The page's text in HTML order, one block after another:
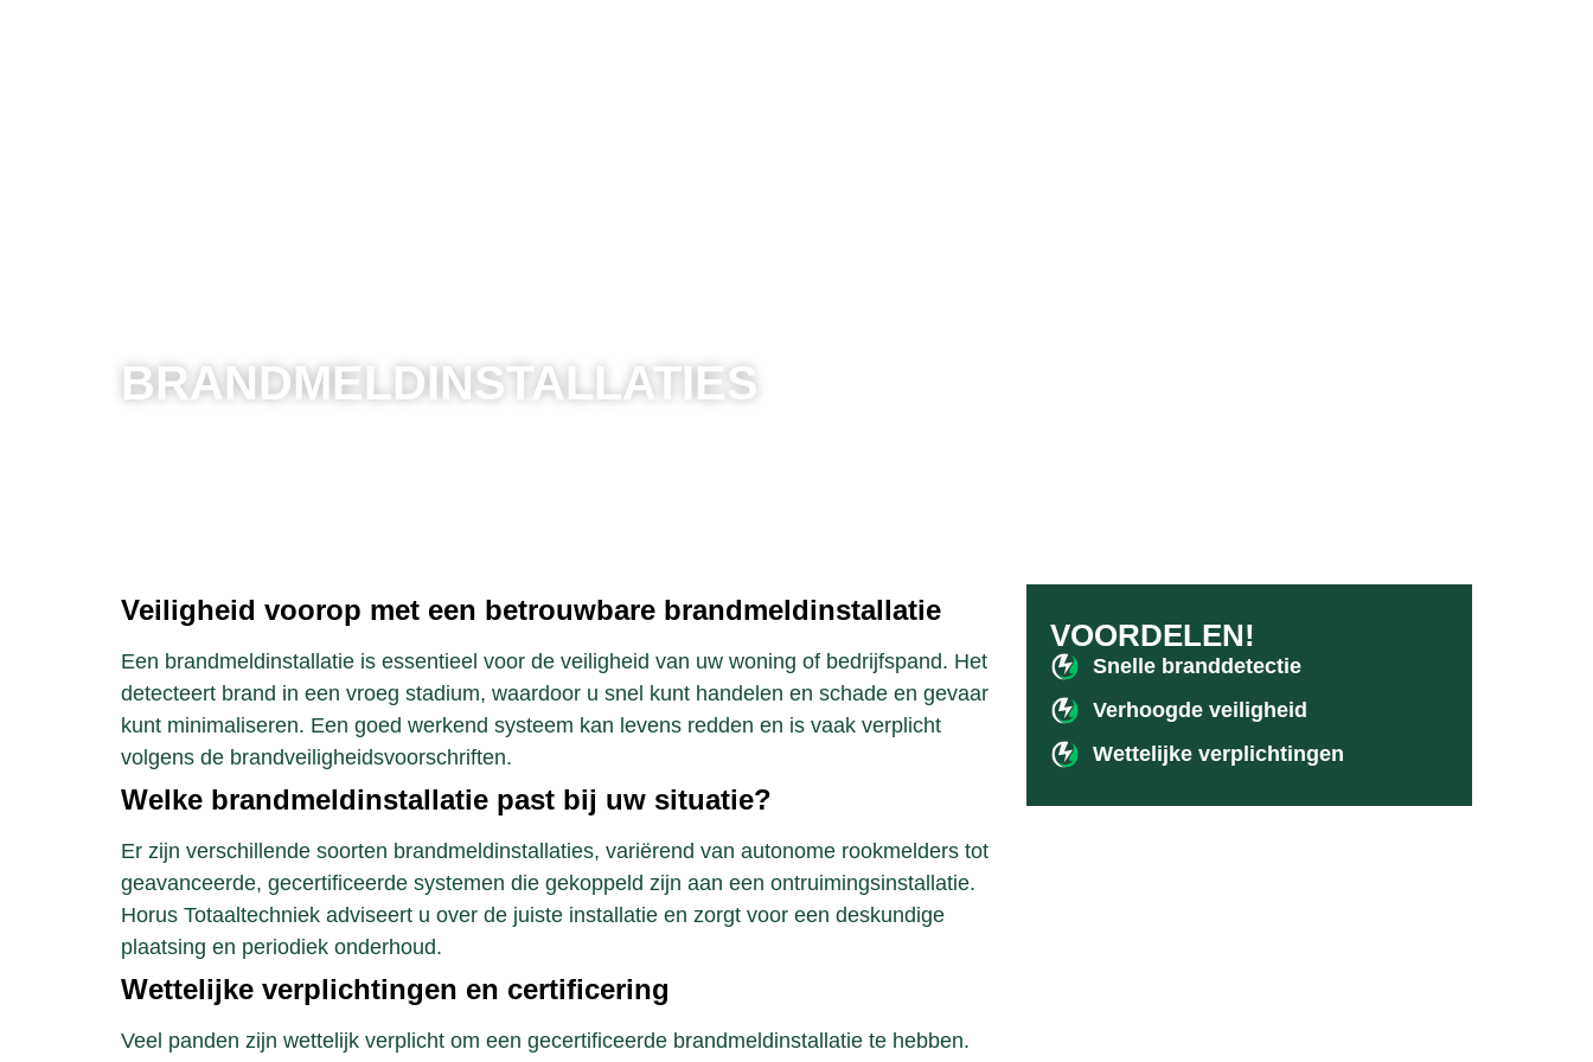
BRANDMELDINSTALLATIES
Veiligheid voorop met een betrouwbare brandmeldinstallatie
Een brandmeldinstallatie is essentieel voor de veiligheid van uw woning of bedrijfspand. Het
detecteert brand in een vroeg stadium, waardoor u snel kunt handelen en schade en gevaar
kunt minimaliseren. Een goed werkend systeem kan levens redden en is vaak verplicht
volgens de brandveiligheidsvoorschriften.
Welke brandmeldinstallatie past bij uw situatie?
Er zijn verschillende soorten brandmeldinstallaties, variërend van autonome rookmelders tot
geavanceerde, gecertificeerde systemen die gekoppeld zijn aan een ontruimingsinstallatie.
Horus Totaaltechniek adviseert u over de juiste installatie en zorgt voor een deskundige
plaatsing en periodiek onderhoud.
Wettelijke verplichtingen en certificering
Veel panden zijn wettelijk verplicht om een gecertificeerde brandmeldinstallatie te hebben.
VOORDELEN!
Snelle branddetectie
Verhoogde veiligheid
Wettelijke verplichtingen